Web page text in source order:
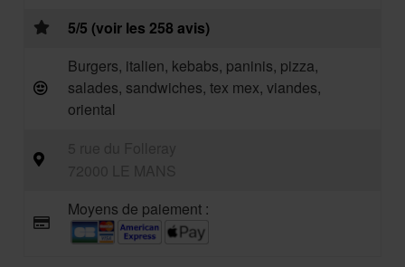
5/5 (voir les 258 avis)
Burgers, italien, kebabs, paninis, pizza,
salades, sandwiches, tex mex, viandes,
oriental
Moyens de paiement :